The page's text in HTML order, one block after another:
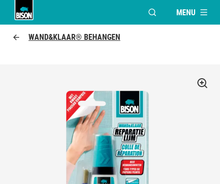
VENSTER OPENEN
MENU
WAND&KLAAR® BEHANGEN